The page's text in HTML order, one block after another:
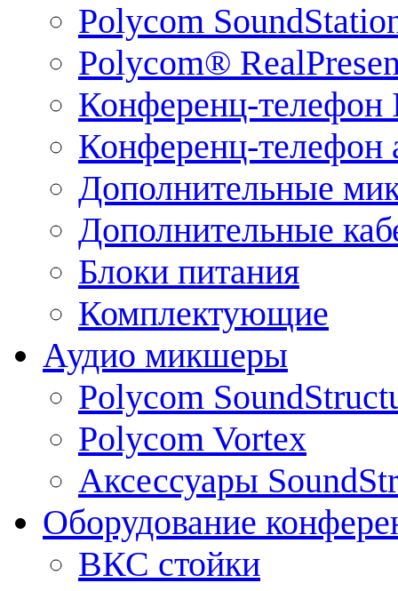
Polycom
Polycom®
Конференц-телефон
Конференц-телефон
Дополнительные
Дополнительные
Блоки питания
Комплектующие
Аудио микшеры
Polycom
Polycom Vortex
Аксессуары
Оборудование
ВКС стойки